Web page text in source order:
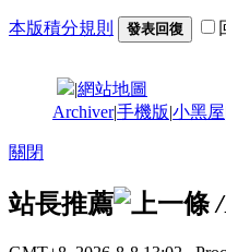
本版積分規則 發表回復
|網站地圖
Archiver|手機版|小黑屋
關閉
站長推薦